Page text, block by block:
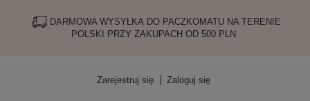
DARMOWA WYSYŁKA DO PACZKOMATU NA TERENIE
POLSKI PRZY ZAKUPACH OD 500 PLN
Zarejestruj się Zaloguj się